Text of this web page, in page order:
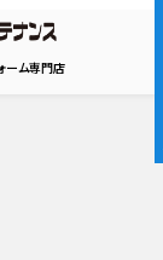
ーム専門店